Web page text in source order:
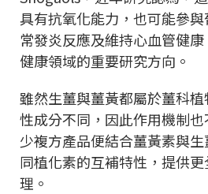
具有抗氧化能力，也可能參
常發炎反應及維持心血管健
健康領域的重要研究方向。
雖然生薑與薑黃都屬於薑科
性成分不同，因此作用機制
少複方產品便結合薑黃素與
同植化素的互補特性，提供
理。